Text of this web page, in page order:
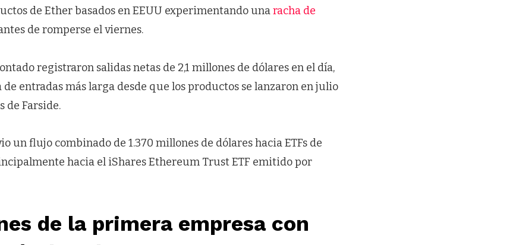
de Ether basados en EEUU experimentando unaracha de
de romperse el viernes.
registraron salidas netas de 2,1 millones de dólares en el día,
entradas más larga desde que los productos se lanzaron en julio
de Farside.
un flujo combinado de 1.370 millones de dólares hacia ETFs de
hacia el iShares Ethereum Trust ETF emitido por
de la primera empresa con